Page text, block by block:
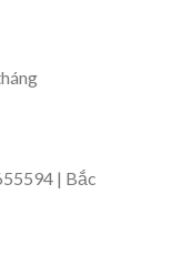
| Bắc